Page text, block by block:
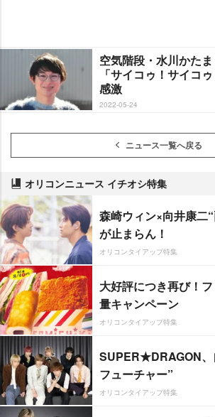
空気階段・水川かた
「サイコゥ！サイコ
感激
2022-05-24
ニュース一覧へ戻る
オリコンニュース イチオシ特集
森崎ウィン×向井康二
が止まらん！
オリコンタイアップ特集
大好評につき再び！
量キャンペーン
オリコンタイアップ特集
SUPER★DRAGON、
フューチャー”
オリコンタイアップ特集